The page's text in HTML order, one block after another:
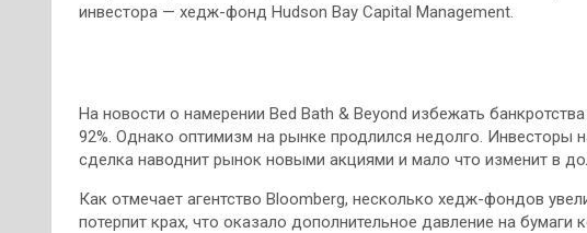
инвестора — хедж-фонд Hudson Bay Capital Management.
На новости о намерении Bed Bath & Beyond избежать
92%. Однако оптимизм на рынке продлился недолго. Инвесторы
сделка наводнит рынок новыми акциями и мало что изменит в
Как отмечает агентство Bloomberg, несколько хедж-фондов
потерпит крах, что оказало дополнительное давление на бумаги